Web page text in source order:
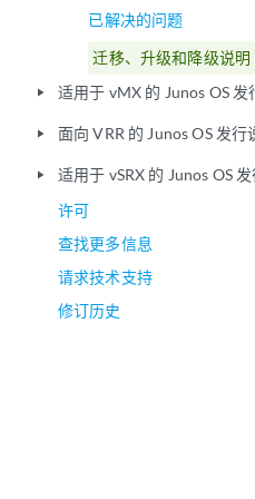
已解决的问题
迁移、升级和降级说明
play_arrow 适用于 vMX 的 Junos OS 发
play_arrow 面向 VRR 的 Junos OS 发行
play_arrow
适用于 vSRX 的 Junos OS
许可
查找更多信息
请求技术支持
修订历史